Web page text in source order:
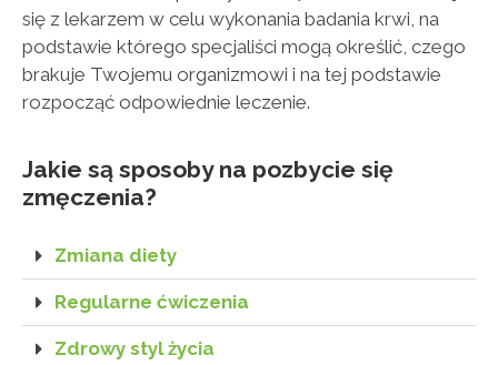
się z lekarzem w celu wykonania badania krwi, na
podstawie którego specjaliści mogą określić, czego
brakuje Twojemu organizmowi i na tej podstawie
rozpocząć odpowiednie leczenie.
Jakie są sposoby na pozbycie się
zmęczenia?
Zmiana diety
Regularne ćwiczenia
Zdrowy styl życia